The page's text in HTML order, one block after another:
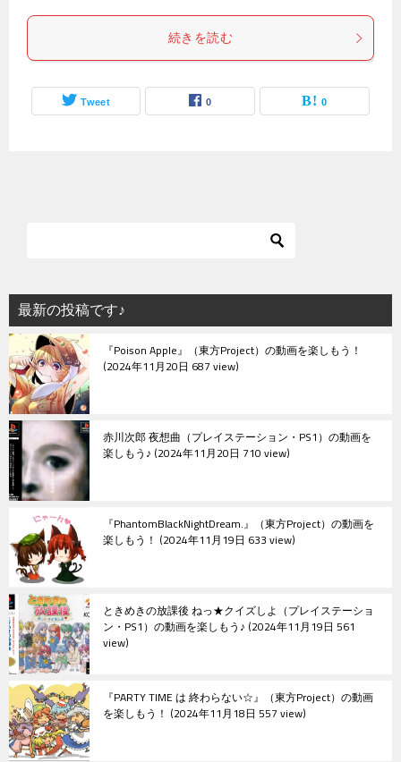
続きを読む
Tweet 0 0
最新の投稿です♪
『Poison Apple』（東方Project）の動画を楽しもう！
2024年11月20日 687 view
赤川次郎 夜想曲（プレイステーション・PS1）の動画を
楽しもう♪ 2024年11月20日 710 view
『PhantomBlackNightDream.』（東方Project）の動画を
楽しもう！ 2024年11月19日 633 view
ときめきの放課後 ねっ★クイズしよ（プレイステーショ
ン・PS1）の動画を楽しもう♪ 2024年11月19日 561
view
『PARTY TIME は 終わらない☆』（東方Project）の動画
を楽しもう！ 2024年11月18日 557 view